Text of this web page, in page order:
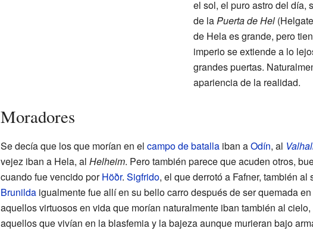
el sol, el puro astro del día,
de laPuerta de Hel
de Hela es grande, pero
imperio se extiende a lo
grandes puertas.
apariencia de la realidad.
Moradores
Se decía que los que morían en el campo de batallaiban aOdín, al
vejez iban a Hela, al Helheim. Pero también parece que acuden otros,
cuando fue vencido porHöðr. Sigfrido, el que derrotó a Fafner, también
Brunildaigualmente fue allí en su bello carro después de ser quemada
aquellos virtuosos en vida que morían naturalmente iban también al
aquellos que vivían en la blasfemia y la bajeza aunque murieran bajo